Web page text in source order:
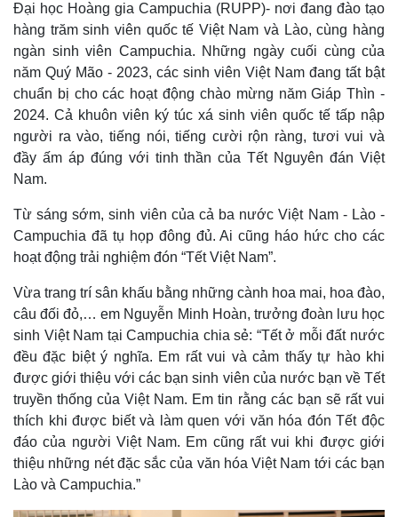
Thế giới
Quan sát
Cuộc sống đó đây
Hồ sơ
Multimedia
Video
Ảnh
E-Magazine
Infographic
Đại học Hoàng gia Campuchia (RUPP)- nơi đang đào tạo
hàng trăm sinh viên quốc tế Việt Nam và Lào, cùng hàng
ngàn sinh viên Campuchia. Những ngày cuối cùng của
năm Quý Mão - 2023, các sinh viên Việt Nam đang tất bật
chuẩn bị cho các hoạt động chào mừng năm Giáp Thìn -
2024. Cả khuôn viên ký túc xá sinh viên quốc tế tấp nập
người ra vào, tiếng nói, tiếng cười rộn ràng, tươi vui và
đầy ấm áp đúng với tinh thần của Tết Nguyên đán Việt
Nam.
Từ sáng sớm, sinh viên của cả ba nước Việt Nam - Lào -
Campuchia đã tụ họp đông đủ. Ai cũng háo hức cho các
hoạt động trải nghiệm đón “Tết Việt Nam”.
Vừa trang trí sân khấu bằng những cành hoa mai, hoa đào,
câu đối đỏ,… em Nguyễn Minh Hoàn, trưởng đoàn lưu học
sinh Việt Nam tại Campuchia chia sẻ: “Tết ở mỗi đất nước
đều đặc biệt ý nghĩa. Em rất vui và cảm thấy tự hào khi
được giới thiệu với các bạn sinh viên của nước bạn về Tết
truyền thống của Việt Nam. Em tin rằng các bạn sẽ rất vui
thích khi được biết và làm quen với văn hóa đón Tết độc
đáo của người Việt Nam. Em cũng rất vui khi được giới
thiệu những nét đặc sắc của văn hóa Việt Nam tới các bạn
Lào và Campuchia.”